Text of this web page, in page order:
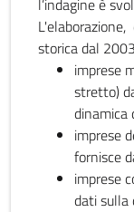
storica dal
imprese
stretto)
dinamica
imprese
fornisce
imprese
dati sulla